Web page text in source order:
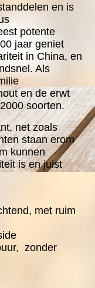
en is
potente
jaar geniet
in China, en
Als
en de erwt
soorten.
net zoals
staan erom
kunnen
is en juist
met ruim
zonder